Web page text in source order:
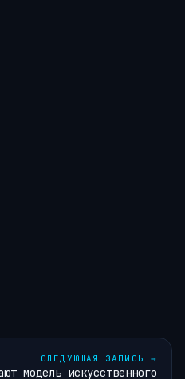
СЛЕДУЮЩАЯ ЗАПИСЬ →
модель искусственного